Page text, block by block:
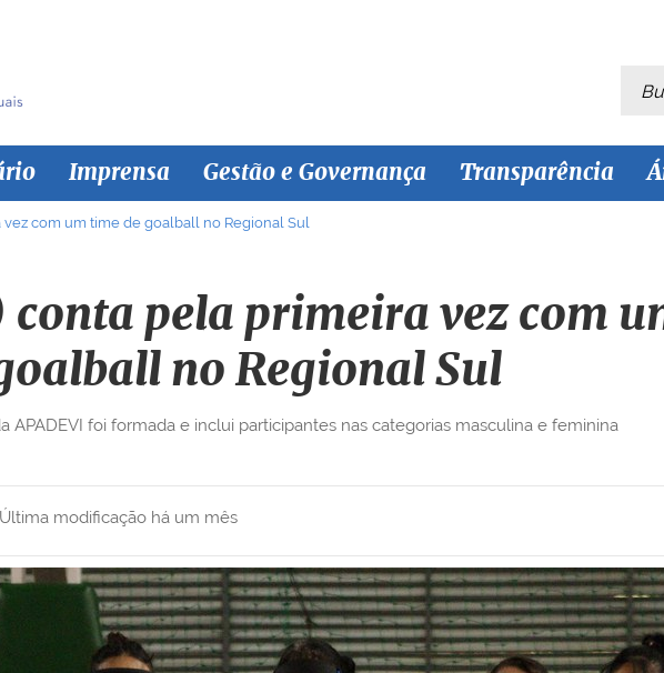
Imprensa Gestão e Governança Transparência
vez com um time de goalball no Regional Sul
conta pela primeira vez com
no Regional Sul
Última modificação há um mês
APADEVI foi formada e inclui participantes nas categorias masculina e feminina